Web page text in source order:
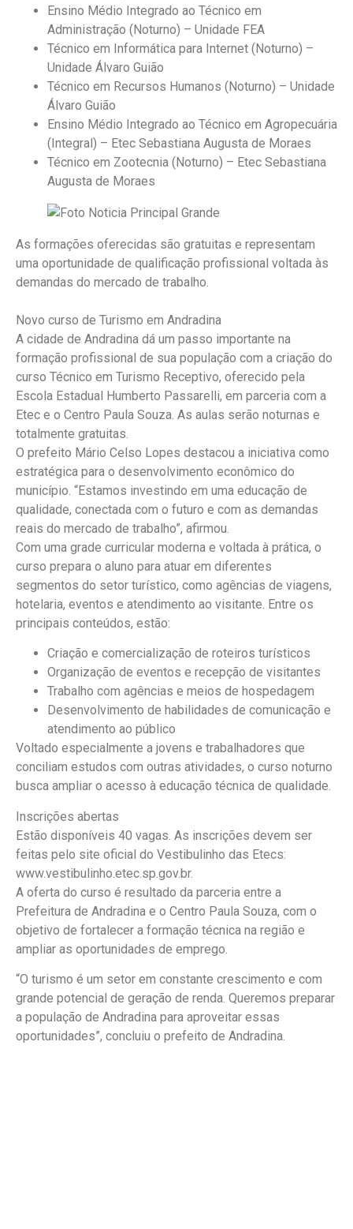
Ensino Médio Integrado ao Técnico em
Administração (Noturno) – Unidade FEA
Técnico em Informática para Internet (Noturno) –
Unidade Álvaro Guião
Técnico em Recursos Humanos (Noturno) – Unidade
Álvaro Guião
Ensino Médio Integrado ao Técnico em Agropecuária
(Integral) – Etec Sebastiana Augusta de Moraes
Técnico em Zootecnia (Noturno) – Etec Sebastiana
Augusta de Moraes
As formações oferecidas são gratuitas e representam
uma oportunidade de qualificação profissional voltada às
demandas do mercado de trabalho.
Novo curso de Turismo em Andradina
A cidade de Andradina dá um passo importante na
formação profissional de sua população com a criação do
curso Técnico em Turismo Receptivo, oferecido pela
Escola Estadual Humberto Passarelli, em parceria com a
Etec e o Centro Paula Souza. As aulas serão noturnas e
totalmente gratuitas.
O prefeito Mário Celso Lopes destacou a iniciativa como
estratégica para o desenvolvimento econômico do
município. “Estamos investindo em uma educação de
qualidade, conectada com o futuro e com as demandas
reais do mercado de trabalho”, afirmou.
Com uma grade curricular moderna e voltada à prática, o
curso prepara o aluno para atuar em diferentes
segmentos do setor turístico, como agências de viagens,
hotelaria, eventos e atendimento ao visitante. Entre os
principais conteúdos, estão:
Criação e comercialização de roteiros turísticos
Organização de eventos e recepção de visitantes
Trabalho com agências e meios de hospedagem
Desenvolvimento de habilidades de comunicação e
atendimento ao público
Voltado especialmente a jovens e trabalhadores que
conciliam estudos com outras atividades, o curso noturno
busca ampliar o acesso à educação técnica de qualidade.
Inscrições abertas
Estão disponíveis 40 vagas. As inscrições devem ser
feitas pelo site oficial do Vestibulinho das Etecs:
www.vestibulinho.etec.sp.gov.br.
A oferta do curso é resultado da parceria entre a
Prefeitura de Andradina e o Centro Paula Souza, com o
objetivo de fortalecer a formação técnica na região e
ampliar as oportunidades de emprego.
“O turismo é um setor em constante crescimento e com
grande potencial de geração de renda. Queremos preparar
a população de Andradina para aproveitar essas
oportunidades”, concluiu o prefeito de Andradina.